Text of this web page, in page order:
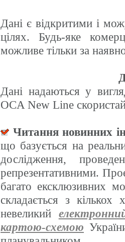
Дані є відкритими і
цілях. Будь-яке
можливе тільки за
Дані надаються у
OCA New Line
Читання новинних
що базується на
дослідження,
репрезентативними.
багато ексклюзивних
складається з
невеликий
картою-схемою